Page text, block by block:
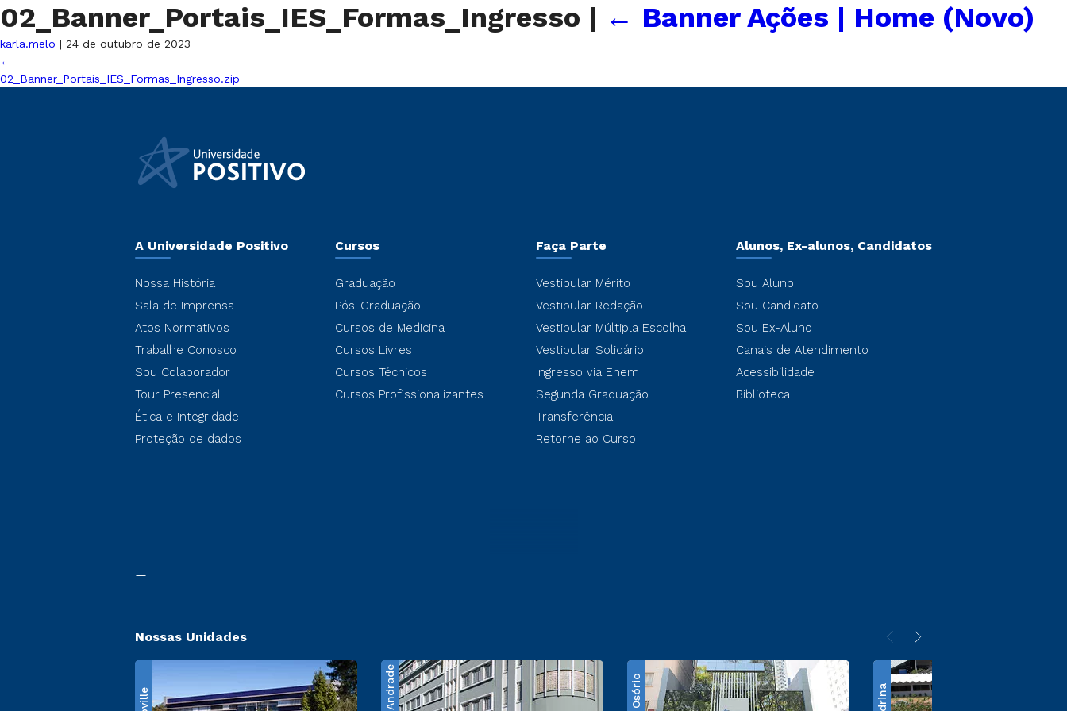
02_Banner_Portais_IES_Formas_Ingresso | ← Banner Ações | Home (Novo)
karla.melo | 24 de outubro de 2023
←
02_Banner_Portais_IES_Formas_Ingresso.zip
A Universidade Positivo
Nossa História
Sala de Imprensa
Atos Normativos
Trabalhe Conosco
Sou Colaborador
Tour Presencial
Ética e Integridade
Proteção de dados
Cursos
Graduação
Pós-Graduação
Cursos de Medicina
Cursos Livres
Cursos Técnicos
Cursos Profissionalizantes
Faça Parte
Vestibular Mérito
Vestibular Redação
Vestibular Múltipla Escolha
Vestibular Solidário
Ingresso via Enem
Segunda Graduação
Transferência
Retorne ao Curso
Alunos, Ex-alunos, Candidatos
Sou Aluno
Sou Candidato
Sou Ex-Aluno
Canais de Atendimento
Acessibilidade
Biblioteca
Nossas Unidades